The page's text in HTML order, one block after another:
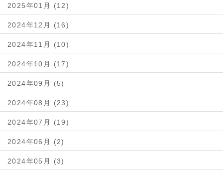
2025年01月 (12)
2024年12月 (16)
2024年11月 (10)
2024年10月 (17)
2024年09月 (5)
2024年08月 (23)
2024年07月 (19)
2024年06月 (2)
2024年05月 (3)